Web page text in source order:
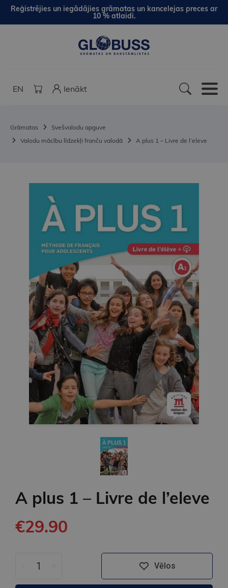
Reģistrējies un iegādājies grāmatas un kancelejas preces ar
10 % atlaidi.
EN Ienākt
Grāmatas
Svešvalodu apguve
Valodu mācību līdzekļi franču valodā
A plus 1 – Livre de l’eleve
A plus 1 – Livre de l’eleve
€29.90
Vēlos